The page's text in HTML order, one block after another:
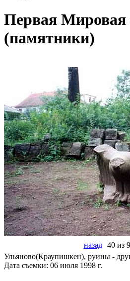
Первая Мировая
(памятники)
назад 40 из
Ульяново(Краупишкен), руины -
Дата съемки: 06 июля 1998 г.